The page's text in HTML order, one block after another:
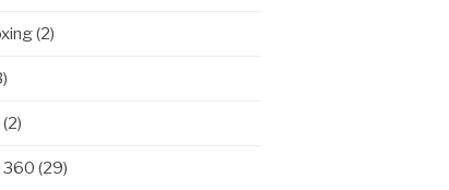
(2)
(2)
360 (29)